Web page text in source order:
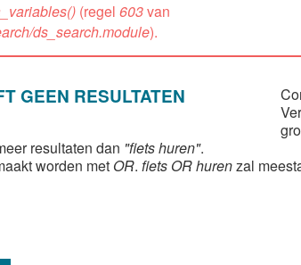
(regel 603van
ds_search.module).
GEEN RESULTATEN
resultaten dan "fiets huren".
worden met OR. fiets OR hurenzal